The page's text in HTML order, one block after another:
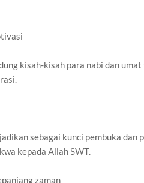
kisah-kisah para nabi dan
sebagai kunci pembuka dan
kepada Allah SWT.
zaman